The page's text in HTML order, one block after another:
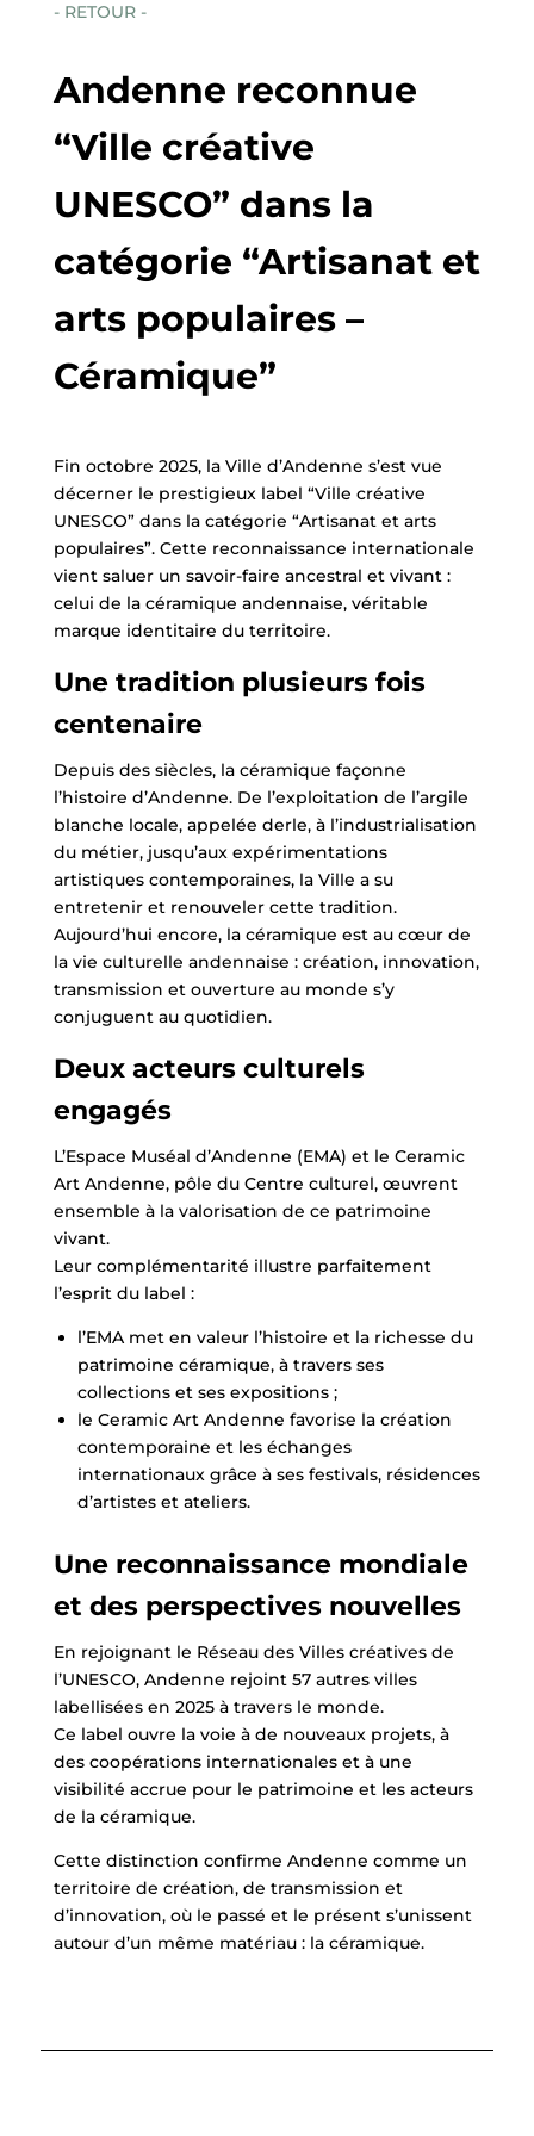
- RETOUR -
Andenne reconnue
“Ville créative
UNESCO” dans la
catégorie “Artisanat et
arts populaires –
Céramique”
Fin octobre 2025, la Ville d’Andenne s’est vue
décerner le prestigieux label “Ville créative
UNESCO” dans la catégorie “Artisanat et arts
populaires”. Cette reconnaissance internationale
vient saluer un savoir-faire ancestral et vivant :
celui de la céramique andennaise, véritable
marque identitaire du territoire.
Une tradition plusieurs fois
centenaire
Depuis des siècles, la céramique façonne
l’histoire d’Andenne. De l’exploitation de l’argile
blanche locale, appelée derle, à l’industrialisation
du métier, jusqu’aux expérimentations
artistiques contemporaines, la Ville a su
entretenir et renouveler cette tradition.
Aujourd’hui encore, la céramique est au cœur de
la vie culturelle andennaise : création, innovation,
transmission et ouverture au monde s’y
conjuguent au quotidien.
Deux acteurs culturels
engagés
L’Espace Muséal d’Andenne (EMA) et le Ceramic
Art Andenne, pôle du Centre culturel, œuvrent
ensemble à la valorisation de ce patrimoine
vivant.
Leur complémentarité illustre parfaitement
l’esprit du label :
l’EMA met en valeur l’histoire et la richesse du
patrimoine céramique, à travers ses
collections et ses expositions ;
le Ceramic Art Andenne favorise la création
contemporaine et les échanges
internationaux grâce à ses festivals, résidences
d’artistes et ateliers.
Une reconnaissance mondiale
et des perspectives nouvelles
En rejoignant le Réseau des Villes créatives de
l’UNESCO, Andenne rejoint 57 autres villes
labellisées en 2025 à travers le monde.
Ce label ouvre la voie à de nouveaux projets, à
des coopérations internationales et à une
visibilité accrue pour le patrimoine et les acteurs
de la céramique.
Cette distinction confirme Andenne comme un
territoire de création, de transmission et
d’innovation, où le passé et le présent s’unissent
autour d’un même matériau : la céramique.